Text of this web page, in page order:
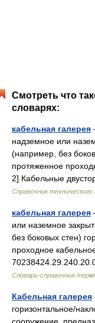
Смотреть что
словарях:
кабельная галерея
надземное или
(например, без
протяженное
2] Кабельные
Справочник технического
кабельная галерея
или наземное
без боковых стен)
проходное
Словарь-справочник
Кабельная галерея
горизонтальное/